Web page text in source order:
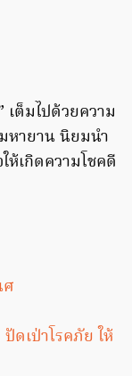
ต็มไปด้วยความ
หายาน นิยมนำ
ห้เกิดความโชคดี
ดเป่าโรคภัย ให้